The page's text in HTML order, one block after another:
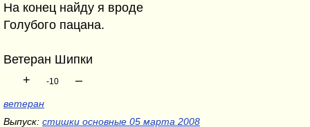
На конец найду я вроде
Голубого пацана.
Ветеран Шипки
+
-10 –
ветеран
Выпуск: стишки основные 05 марта 2008